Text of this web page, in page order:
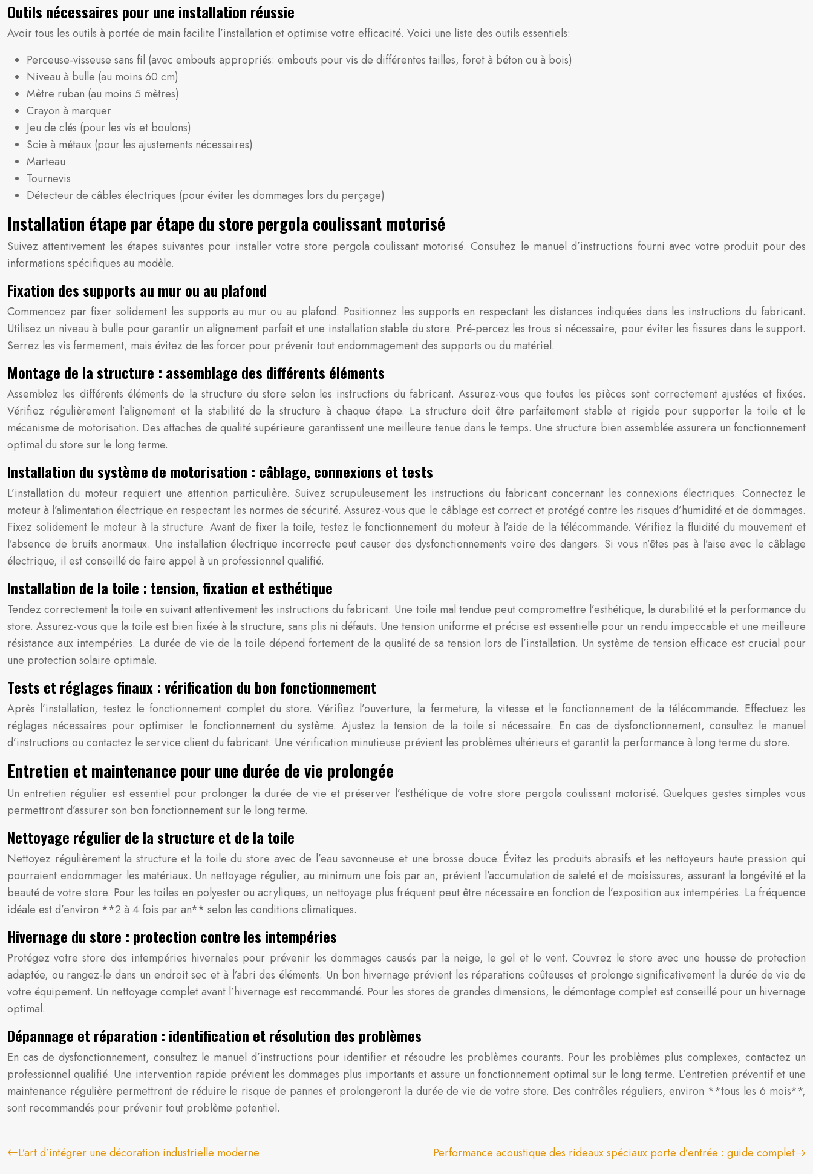
Outils nécessaires pour une installation réussie
Avoir tous les outils à portée de main facilite l’installation et optimise votre efficacité. Voici une liste des outils essentiels:
Perceuse-visseuse sans fil (avec embouts appropriés: embouts pour vis de différentes tailles, foret à béton ou à bois)
Niveau à bulle (au moins 60 cm)
Mètre ruban (au moins 5 mètres)
Crayon à marquer
Jeu de clés (pour les vis et boulons)
Scie à métaux (pour les ajustements nécessaires)
Marteau
Tournevis
Détecteur de câbles électriques (pour éviter les dommages lors du perçage)
Installation étape par étape du store pergola coulissant motorisé
Suivez attentivement les étapes suivantes pour installer votre store pergola coulissant motorisé. Consultez le manuel d’instructions fourni avec votre produit pour des
informations spécifiques au modèle.
Fixation des supports au mur ou au plafond
Commencez par fixer solidement les supports au mur ou au plafond. Positionnez les supports en respectant les distances indiquées dans les instructions du fabricant.
Utilisez un niveau à bulle pour garantir un alignement parfait et une installation stable du store. Pré-percez les trous si nécessaire, pour éviter les fissures dans le support.
Serrez les vis fermement, mais évitez de les forcer pour prévenir tout endommagement des supports ou du matériel.
Montage de la structure : assemblage des différents éléments
Assemblez les différents éléments de la structure du store selon les instructions du fabricant. Assurez-vous que toutes les pièces sont correctement ajustées et fixées.
Vérifiez régulièrement l’alignement et la stabilité de la structure à chaque étape. La structure doit être parfaitement stable et rigide pour supporter la toile et le
mécanisme de motorisation. Des attaches de qualité supérieure garantissent une meilleure tenue dans le temps. Une structure bien assemblée assurera un fonctionnement
optimal du store sur le long terme.
Installation du système de motorisation : câblage, connexions et tests
L’installation du moteur requiert une attention particulière. Suivez scrupuleusement les instructions du fabricant concernant les connexions électriques. Connectez le
moteur à l’alimentation électrique en respectant les normes de sécurité. Assurez-vous que le câblage est correct et protégé contre les risques d’humidité et de dommages.
Fixez solidement le moteur à la structure. Avant de fixer la toile, testez le fonctionnement du moteur à l’aide de la télécommande. Vérifiez la fluidité du mouvement et
l’absence de bruits anormaux. Une installation électrique incorrecte peut causer des dysfonctionnements voire des dangers. Si vous n’êtes pas à l’aise avec le câblage
électrique, il est conseillé de faire appel à un professionnel qualifié.
Installation de la toile : tension, fixation et esthétique
Tendez correctement la toile en suivant attentivement les instructions du fabricant. Une toile mal tendue peut compromettre l’esthétique, la durabilité et la performance du
store. Assurez-vous que la toile est bien fixée à la structure, sans plis ni défauts. Une tension uniforme et précise est essentielle pour un rendu impeccable et une meilleure
résistance aux intempéries. La durée de vie de la toile dépend fortement de la qualité de sa tension lors de l’installation. Un système de tension efficace est crucial pour
une protection solaire optimale.
Tests et réglages finaux : vérification du bon fonctionnement
Après l’installation, testez le fonctionnement complet du store. Vérifiez l’ouverture, la fermeture, la vitesse et le fonctionnement de la télécommande. Effectuez les
réglages nécessaires pour optimiser le fonctionnement du système. Ajustez la tension de la toile si nécessaire. En cas de dysfonctionnement, consultez le manuel
d’instructions ou contactez le service client du fabricant. Une vérification minutieuse prévient les problèmes ultérieurs et garantit la performance à long terme du store.
Entretien et maintenance pour une durée de vie prolongée
Un entretien régulier est essentiel pour prolonger la durée de vie et préserver l’esthétique de votre store pergola coulissant motorisé. Quelques gestes simples vous
permettront d’assurer son bon fonctionnement sur le long terme.
Nettoyage régulier de la structure et de la toile
Nettoyez régulièrement la structure et la toile du store avec de l’eau savonneuse et une brosse douce. Évitez les produits abrasifs et les nettoyeurs haute pression qui
pourraient endommager les matériaux. Un nettoyage régulier, au minimum une fois par an, prévient l’accumulation de saleté et de moisissures, assurant la longévité et la
beauté de votre store. Pour les toiles en polyester ou acryliques, un nettoyage plus fréquent peut être nécessaire en fonction de l’exposition aux intempéries. La fréquence
idéale est d’environ **2 à 4 fois par an** selon les conditions climatiques.
Hivernage du store : protection contre les intempéries
Protégez votre store des intempéries hivernales pour prévenir les dommages causés par la neige, le gel et le vent. Couvrez le store avec une housse de protection
adaptée, ou rangez-le dans un endroit sec et à l’abri des éléments. Un bon hivernage prévient les réparations coûteuses et prolonge significativement la durée de vie de
votre équipement. Un nettoyage complet avant l’hivernage est recommandé. Pour les stores de grandes dimensions, le démontage complet est conseillé pour un hivernage
optimal.
Dépannage et réparation : identification et résolution des problèmes
En cas de dysfonctionnement, consultez le manuel d’instructions pour identifier et résoudre les problèmes courants. Pour les problèmes plus complexes, contactez un
professionnel qualifié. Une intervention rapide prévient les dommages plus importants et assure un fonctionnement optimal sur le long terme. L’entretien préventif et une
maintenance régulière permettront de réduire le risque de pannes et prolongeront la durée de vie de votre store. Des contrôles réguliers, environ **tous les 6 mois**,
sont recommandés pour prévenir tout problème potentiel.
L’art d’intégrer une décoration industrielle moderne Performance acoustique des rideaux spéciaux porte d’entrée : guide complet